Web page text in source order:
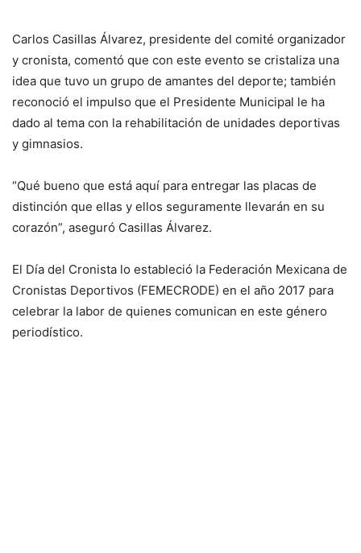
Carlos Casillas Álvarez, presidente del comité organizador
y cronista, comentó que con este evento se cristaliza una
idea que tuvo un grupo de amantes del deporte; también
reconoció el impulso que el Presidente Municipal le ha
dado al tema con la rehabilitación de unidades deportivas
y gimnasios.
“Qué bueno que está aquí para entregar las placas de
distinción que ellas y ellos seguramente llevarán en su
corazón”, aseguró Casillas Álvarez.
El Día del Cronista lo estableció la Federación Mexicana de
Cronistas Deportivos (FEMECRODE) en el año 2017 para
celebrar la labor de quienes comunican en este género
periodístico.